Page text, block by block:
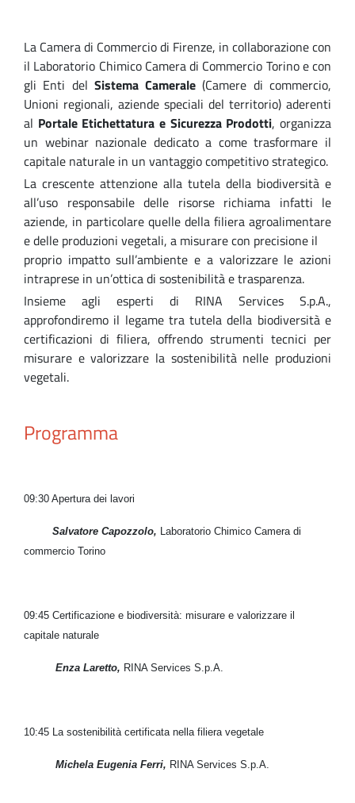
La Camera di Commercio di Firenze, in collaborazione con
il Laboratorio Chimico Camera di Commercio Torino e con
gli Enti del Sistema Camerale (Camere di commercio,
Unioni regionali, aziende speciali del territorio) aderenti
al Portale Etichettatura e Sicurezza Prodotti, organizza
un webinar nazionale dedicato a come trasformare il
capitale naturale in un vantaggio competitivo strategico.
La crescente attenzione alla tutela della biodiversità e
all’uso responsabile delle risorse richiama infatti le
aziende, in particolare quelle della filiera agroalimentare
e delle produzioni vegetali, a misurare con precisione il
proprio impatto sull’ambiente e a valorizzare le azioni
intraprese in un’ottica di sostenibilità e trasparenza.
Insieme agli esperti di RINA Services S.p.A.,
approfondiremo il legame tra tutela della biodiversità e
certificazioni di filiera, offrendo strumenti tecnici per
misurare e valorizzare la sostenibilità nelle produzioni
vegetali.
Programma
09:30 Apertura dei lavori
Salvatore Capozzolo, Laboratorio Chimico Camera di
commercio Torino
09:45 Certificazione e biodiversità: misurare e valorizzare il
capitale naturale
Enza Laretto, RINA Services S.p.A.
10:45 La sostenibilità certificata nella filiera vegetale
Michela Eugenia Ferri, RINA Services S.p.A.